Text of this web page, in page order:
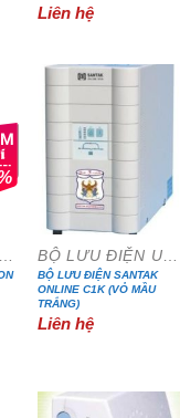
Liên hệ
BỘ LƯU ĐIỆN UPS BỘ LƯU ĐIỆN UPS
BỘ LƯU ĐIỆN SANTAK
ONLINE C1K (VỎ MẦU
TRẮNG)
Liên hệ